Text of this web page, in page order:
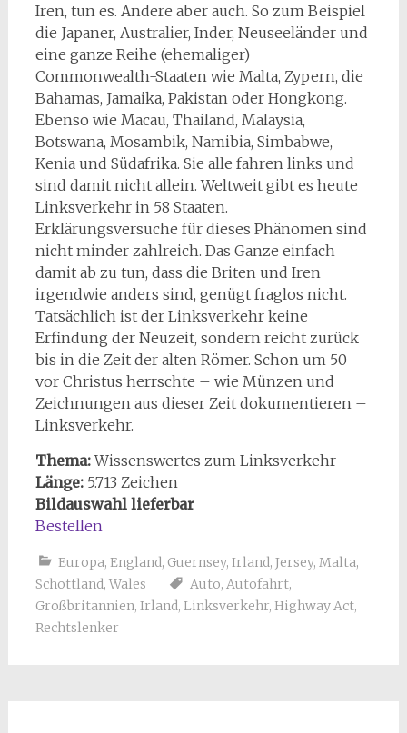
Iren, tun es. Andere aber auch. So zum Beispiel
die Japaner, Australier, Inder, Neuseeländer und
eine ganze Reihe (ehemaliger)
Commonwealth-Staaten wie Malta, Zypern, die
Bahamas, Jamaika, Pakistan oder Hongkong.
Ebenso wie Macau, Thailand, Malaysia,
Botswana, Mosambik, Namibia, Simbabwe,
Kenia und Südafrika. Sie alle fahren links und
sind damit nicht allein. Weltweit gibt es heute
Linksverkehr in 58 Staaten.
Erklärungsversuche für dieses Phänomen sind
nicht minder zahlreich. Das Ganze einfach
damit ab zu tun, dass die Briten und Iren
irgendwie anders sind, genügt fraglos nicht.
Tatsächlich ist der Linksverkehr keine
Erfindung der Neuzeit, sondern reicht zurück
bis in die Zeit der alten Römer. Schon um 50
vor Christus herrschte – wie Münzen und
Zeichnungen aus dieser Zeit dokumentieren –
Linksverkehr.
Thema:Wissenswertes zum Linksverkehr
Länge: 5.713 Zeichen
Bildauswahl lieferbar
Bestellen
Europa, England, Guernsey, Irland, Jersey, Malta,
Schottland, Wales Auto, Autofahrt,
Großbritannien, Irland, Linksverkehr, Highway Act,
Rechtslenker